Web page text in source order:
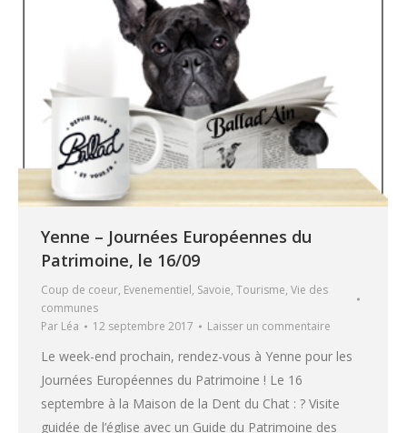
Yenne – Journées Européennes du
Patrimoine, le 16/09
Coup de coeur, Evenementiel, Savoie, Tourisme, Vie des
communes
Par Léa 12 septembre 2017 Laisser un commentaire
Le week-end prochain, rendez-vous à Yenne pour les
Journées Européennes du Patrimoine ! Le 16
septembre à la Maison de la Dent du Chat : ? Visite
guidée de l’église avec un Guide du Patrimoine des